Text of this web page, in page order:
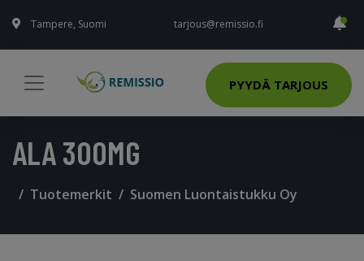
Tampere, Suomi tarjous@remissio.fi
PYYDÄ TARJOUS
ALA 300MG
Tuotemerkit Suomen Luontaistukku Oy